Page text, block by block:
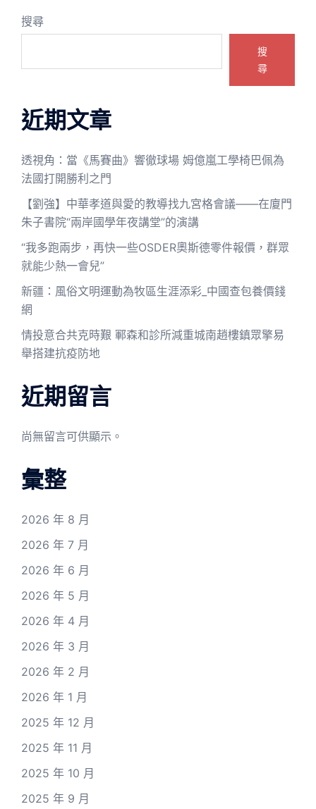
搜尋
搜
尋
近期文章
透視角：當《馬賽曲》響徹球場 姆億嵐工學椅巴佩為
法國打開勝利之門
【劉強】中華孝道與愛的教導找九宮格會議——在廈門
朱子書院“兩岸國學年夜講堂”的演講
“我多跑兩步，再快一些OSDER奧斯德零件報價，群眾
就能少熱一會兒”
新疆：風俗文明運動為牧區生涯添彩_中國查包養價錢
網
情投意合共克時艱 鄆森和診所減重城南趙樓鎮眾擎易
舉搭建抗疫防地
近期留言
尚無留言可供顯示。
彙整
2026 年 8 月
2026 年 7 月
2026 年 6 月
2026 年 5 月
2026 年 4 月
2026 年 3 月
2026 年 2 月
2026 年 1 月
2025 年 12 月
2025 年 11 月
2025 年 10 月
2025 年 9 月